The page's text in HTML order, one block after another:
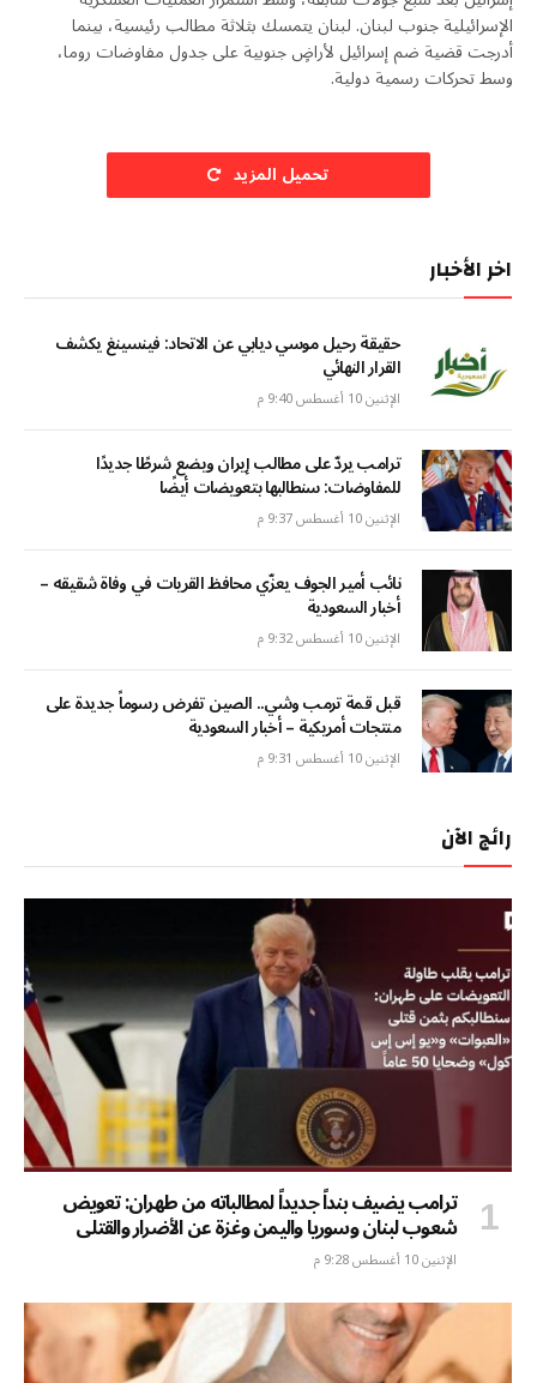
الإسرائيلية جنوب لبنان. لبنان يتمسك بثلاثة مطالب رئيسية، بينما
أدرجت قضية ضم إسرائيل لأراضٍ جنوبية على جدول مفاوضات روما،
وسط تحركات رسمية دولية.
تحميل المزيد
اخر الأخبار
حقيقة رحيل موسي ديابي عن الاتحاد: فينسينغ يكشف
القرار النهائي
الإثنين 10 أغسطس 9:40 م
ترامب يردّ على مطالب إيران ويضع شرطًا جديدًا
للمفاوضات: سنطالبها بتعويضات أيضًا
الإثنين 10 أغسطس 9:37 م
نائب أمير الجوف يعزّي محافظ القريات في وفاة شقيقه –
أخبار السعودية
الإثنين 10 أغسطس 9:32 م
قبل قمة ترمب وشي.. الصين تفرض رسوماً جديدة على
منتجات أمريكية – أخبار السعودية
الإثنين 10 أغسطس 9:31 م
رائج الآن
ترامب يضيف بنداً جديداً لمطالباته من طهران: تعويض
شعوب لبنان وسوريا واليمن وغزة عن الأضرار والقتلى
الإثنين 10 أغسطس 9:28 م